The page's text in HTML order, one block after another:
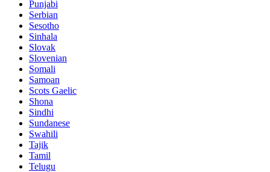
Punjabi
Serbian
Sesotho
Sinhala
Slovak
Slovenian
Somali
Samoan
Scots Gaelic
Shona
Sindhi
Sundanese
Swahili
Tajik
Tamil
Telugu